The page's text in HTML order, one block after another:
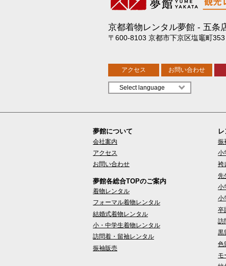
京都着物レンタル夢館 五条
〒600-8103 京都市下京区塩竈町
アクセス お問い合わせ
夢館について
会社案内
アクセス
お問い合わせ
夢館各総合TOPのご案内
着物レンタル
フォーマル着物レンタル
結婚式着物レンタル
小・中学生着物レンタル
訪問着・留袖レンタル
振袖販売
振
小
袴
先
小
小
卒
訪
黒
色
モ